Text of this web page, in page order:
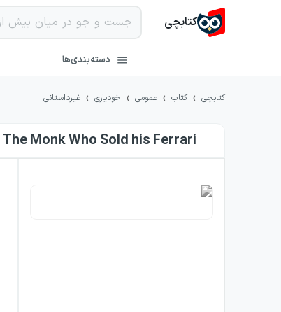
کتابچی
دسته‌بندی‌ها
کتابچی › کتاب › عمومی › خودیاری › غیرداستانی
The Monk Who Sold his Ferrari